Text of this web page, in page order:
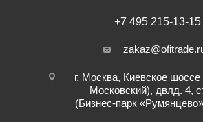
+7 495 215-13-15
г. Москва, Киевское
Московский), двлд. 4,
(Бизнес-парк